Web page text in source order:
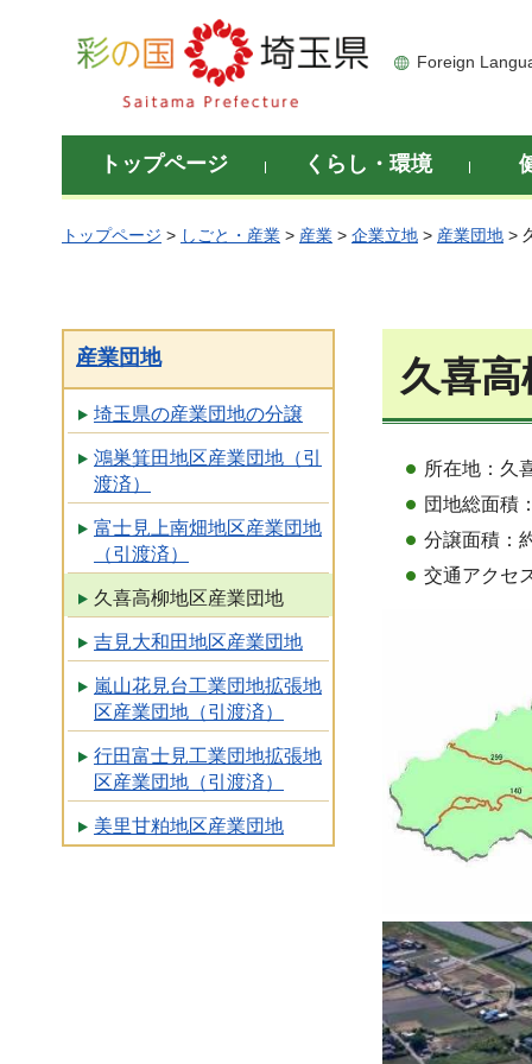
彩の国 埼玉県
Foreign
トップページ くらし・環境
トップページ > しごと・産業 > 産業 > 企業立地 > 産業団地 >
産業団地
埼玉県の産業団地の分譲
鴻巣箕田地区産業団地（引
渡済）
富士見上南畑地区産業団地
（引渡済）
久喜高柳地区産業団地
吉見大和田地区産業団地
嵐山花見台工業団地拡張地
区産業団地（引渡済）
行田富士見工業団地拡張地
区産業団地（引渡済）
美里甘粕地区産業団地
久喜
所在地：久
団地総面積
分譲面積：
交通アクセ